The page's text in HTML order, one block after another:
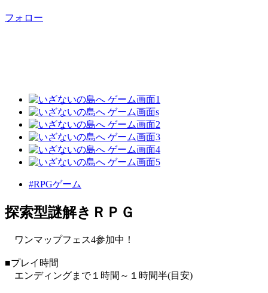
フォロー
#RPGゲーム
探索型謎解きＲＰＧ
ワンマップフェス4参加中！
■プレイ時間
エンディングまで１時間～１時間半(目安)